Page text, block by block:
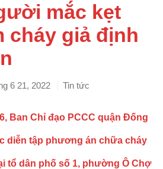
mắc kẹt
cháy giả định
6 21, 2022 Tin tức
Ban Chỉ đạo PCCC quận Đống
diễn tập phương án chữa cháy
tổ dân phố số 1, phường Ô Chợ